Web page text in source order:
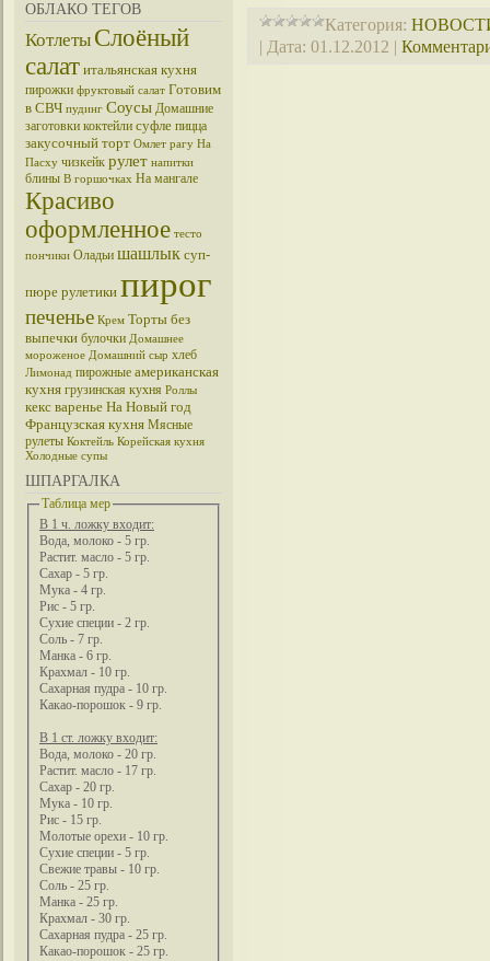
ОБЛАКО ТЕГОВ
Котлеты Слоёный
салат итальянская кухня
пирожки фруктовый салат Готовим
в СВЧ пудинг Соусы Домашние
заготовки коктейли суфле пицца
закусочный торт Омлет рагу На
Пасху чизкейк рулет напитки
блины В горшочках На мангале
Красиво
оформленное тесто
пончики Оладьи шашлык суп-
пюре рулетики пирог
печенье Крем Торты без
выпечки булочки Домашнее
мороженое Домашний сыр хлеб
Лимонад пирожные американская
кухня грузинская кухня Роллы
кекс варенье На Новый год
Французская кухня Мясные
рулеты Коктейль Корейская кухня
Холодные супы
ШПАРГАЛКА
Таблица мер
В 1 ч. ложку входит:
Вода, молоко - 5 гр.
Растит. масло - 5 гр.
Сахар - 5 гр.
Мука - 4 гр.
Рис - 5 гр.
Сухие специи - 2 гр.
Соль - 7 гр.
Манка - 6 гр.
Крахмал - 10 гр.
Сахарная пудра - 10 гр.
Какао-порошок - 9 гр.
В 1 ст. ложку входит:
Вода, молоко - 20 гр.
Растит. масло - 17 гр.
Сахар - 20 гр.
Мука - 10 гр.
Рис - 15 гр.
Молотые орехи - 10 гр.
Сухие специи - 5 гр.
Свежие травы - 10 гр.
Соль - 25 гр.
Манка - 25 гр.
Крахмал - 30 гр.
Сахарная пудра - 25 гр.
Какао-порошок - 25 гр.
Категория:
| Дата: 01.12.2012 |